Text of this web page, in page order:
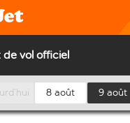
de vol officiel
8 août 9 août